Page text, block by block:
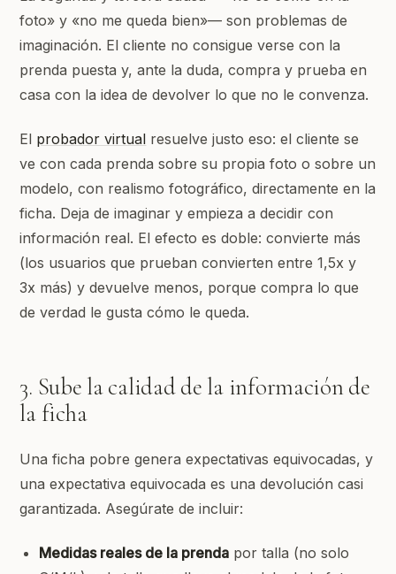
foto» y «no me queda bien»— son problemas de
imaginación. El cliente no consigue verse con la
prenda puesta y, ante la duda, compra y prueba en
casa con la idea de devolver lo que no le convenza.
El probador virtual resuelve justo eso: el cliente se
ve con cada prenda sobre su propia foto o sobre un
modelo, con realismo fotográfico, directamente en la
ficha. Deja de imaginar y empieza a decidir con
información real. El efecto es doble: convierte más
(los usuarios que prueban convierten entre 1,5x y
3x más) y devuelve menos, porque compra lo que
de verdad le gusta cómo le queda.
3. Sube la calidad de la información de
la ficha
Una ficha pobre genera expectativas equivocadas, y
una expectativa equivocada es una devolución casi
garantizada. Asegúrate de incluir:
Medidas reales de la prenda por talla (no solo